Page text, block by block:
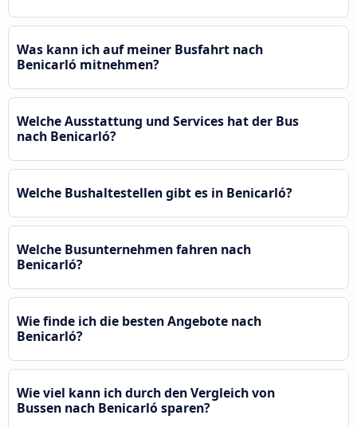
Was kann ich auf meiner Busfahrt nach
Benicarló mitnehmen?
Welche Ausstattung und Services hat der Bus
nach Benicarló?
Welche Bushaltestellen gibt es in Benicarló?
Welche Busunternehmen fahren nach
Benicarló?
Wie finde ich die besten Angebote nach
Benicarló?
Wie viel kann ich durch den Vergleich von
Bussen nach Benicarló sparen?